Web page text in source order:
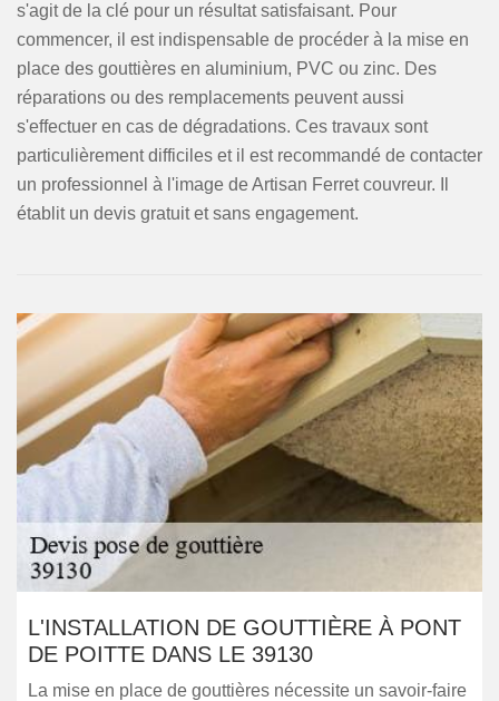
s'agit de la clé pour un résultat satisfaisant. Pour
commencer, il est indispensable de procéder à la mise en
place des gouttières en aluminium, PVC ou zinc. Des
réparations ou des remplacements peuvent aussi
s'effectuer en cas de dégradations. Ces travaux sont
particulièrement difficiles et il est recommandé de contacter
un professionnel à l'image de Artisan Ferret couvreur. Il
établit un devis gratuit et sans engagement.
L'INSTALLATION DE GOUTTIÈRE À PONT
DE POITTE DANS LE 39130
La mise en place de gouttières nécessite un savoir-faire